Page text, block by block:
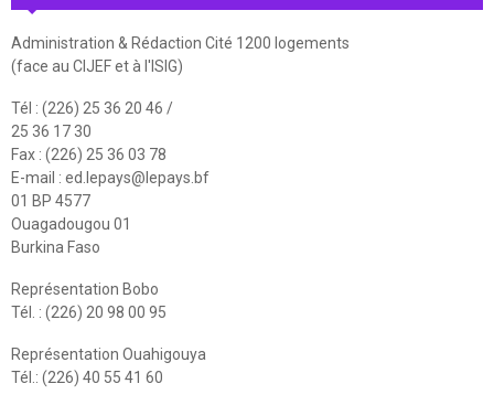
Administration & Rédaction Cité 1200 logements
(face au CIJEF et à l'ISIG)
Tél : (226) 25 36 20 46 /
25 36 17 30
Fax : (226) 25 36 03 78
E-mail : ed.lepays@lepays.bf
01 BP 4577
Ouagadougou 01
Burkina Faso
Représentation Bobo
Tél. : (226) 20 98 00 95
Représentation Ouahigouya
Tél.: (226) 40 55 41 60